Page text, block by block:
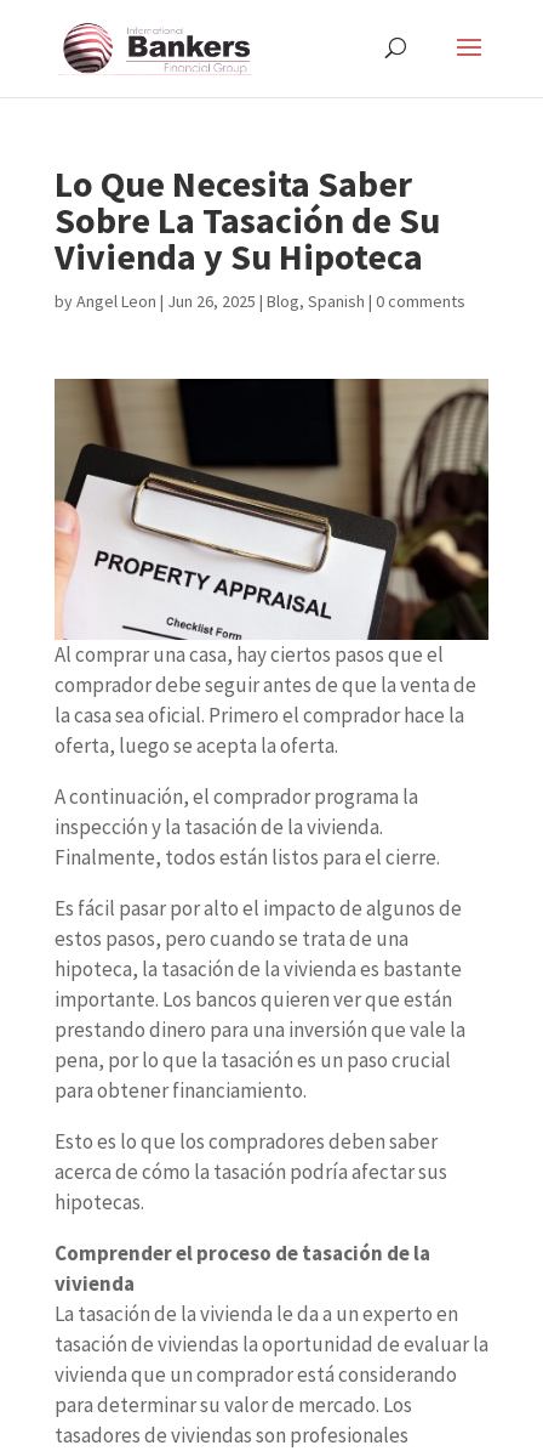
Lo Que Necesita Saber
Sobre La Tasación de Su
Vivienda y Su Hipoteca
byAngel Leon | Jun 26, 2025 | Blog, Spanish | 0 comments
Al comprar una casa, hay ciertos pasos que el
comprador debe seguir antes de que la venta de
la casa sea oficial. Primero el comprador hace la
oferta, luego se acepta la oferta.
A continuación, el comprador programa la
inspección y la tasación de la vivienda.
Finalmente, todos están listos para el cierre.
Es fácil pasar por alto el impacto de algunos de
estos pasos, pero cuando se trata de una
hipoteca, la tasación de la vivienda es bastante
importante. Los bancos quieren ver que están
prestando dinero para una inversión que vale la
pena, por lo que la tasación es un paso crucial
para obtener financiamiento.
Esto es lo que los compradores deben saber
acerca de cómo la tasación podría afectar sus
hipotecas.
Comprender el proceso de tasación de la
vivienda
La tasación de la vivienda le da a un experto en
tasación de viviendas la oportunidad de evaluar la
vivienda que un comprador está considerando
para determinar su valor de mercado. Los
tasadores de viviendas son profesionales